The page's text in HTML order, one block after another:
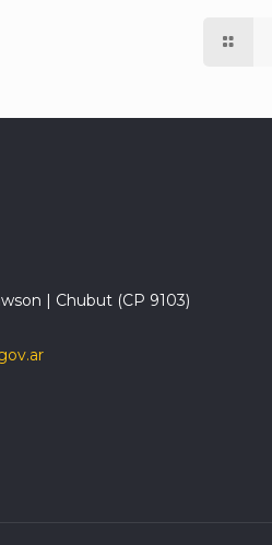
| Chubut (CP 9103)